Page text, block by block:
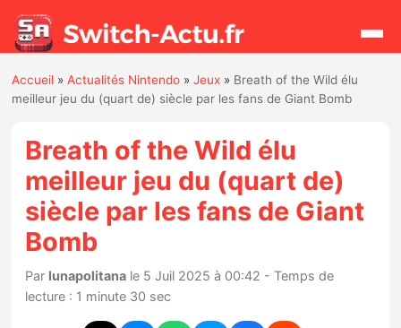
Rechercher
Actualités
Jeux
Hardware
Mises à jour
Accueil »Actualités Nintendo »Jeux » Breath of the Wild élu
meilleur jeu du (quart de) siècle par les fans de Giant Bomb
Breath of the Wild élu
meilleur jeu du (quart de)
siècle par les fans de Giant
Bomb
Par lunapolitana le 5 Juil 2025 à 00:42 - Temps de
lecture : 1 minute 30 sec